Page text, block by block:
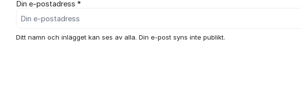
Din e-postadress *
Ditt namn och inlägget kan ses av alla. Din e-post syns inte publikt.